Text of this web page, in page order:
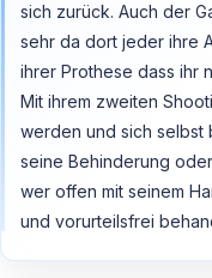
sich zurück. Auch der
sehr da dort jeder ihre
ihrer Prothese dass ihr
Mit ihrem zweiten
werden und sich selbst
seine Behinderung
wer offen mit seinem
und vorurteilsfrei